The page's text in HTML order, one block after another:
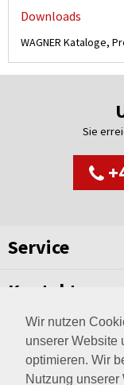
Wir nutzen
unserer Website
optimieren. Wir
Nutzung
Downloads
WAGNER Kataloge,
Sie
Service
Kontakt